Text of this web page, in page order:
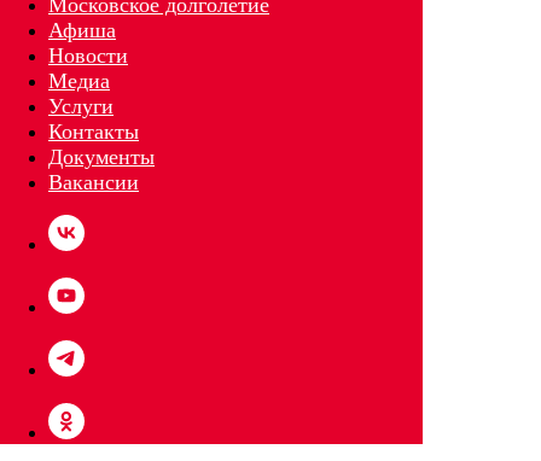
Московское долголетие
Афиша
Новости
Медиа
Услуги
Контакты
Документы
Вакансии